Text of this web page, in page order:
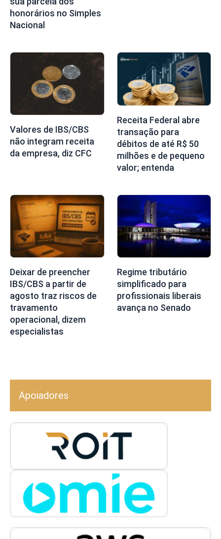
honorários no Simples
Nacional
Valores de IBS/CBS
não integram receita
da empresa, diz CFC
Receita Federal abre
transação para
débitos de até R$ 50
milhões e de pequeno
valor; entenda
Deixar de preencher
IBS/CBS a partir de
agosto traz riscos de
travamento
operacional, dizem
especialistas
Regime tributário
simplificado para
profissionais liberais
avança no Senado
Apoiadores